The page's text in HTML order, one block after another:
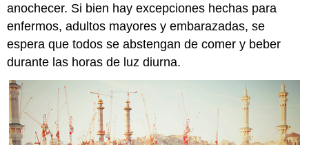
anochecer. Si bien hay excepciones hechas para
enfermos, adultos mayores y embarazadas, se
espera que todos se abstengan de comer y beber
durante las horas de luz diurna.